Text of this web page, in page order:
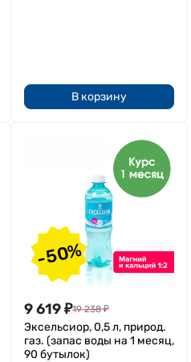
В корзину
-50%
9 619₽19 238 ₽
Эксельсиор, 0,5 л, природ.
газ. (запас воды на 1 месяц,
90 бутылок)